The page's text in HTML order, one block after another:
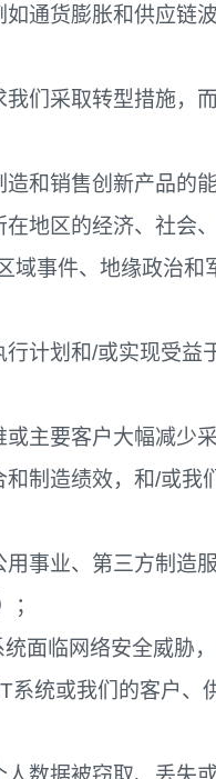
通货膨胀和供应链
们采取转型措施，
和销售创新产品的能
地区的经济、社会
域事件、地缘政治
计划和/或实现受益
主要客户大幅减少采
制造绩效，和/或我
事业、第三方制造
；
面临网络安全威胁
系统或我们的客户、